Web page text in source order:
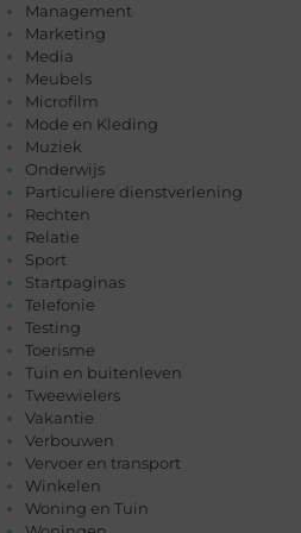
Management
Marketing
Media
Meubels
Microfilm
Mode en Kleding
Muziek
Onderwijs
Particuliere dienstverlening
Rechten
Relatie
Sport
Startpaginas
Telefonie
Testing
Toerisme
Tuin en buitenleven
Tweewielers
Vakantie
Verbouwen
Vervoer en transport
Winkelen
Woning en Tuin